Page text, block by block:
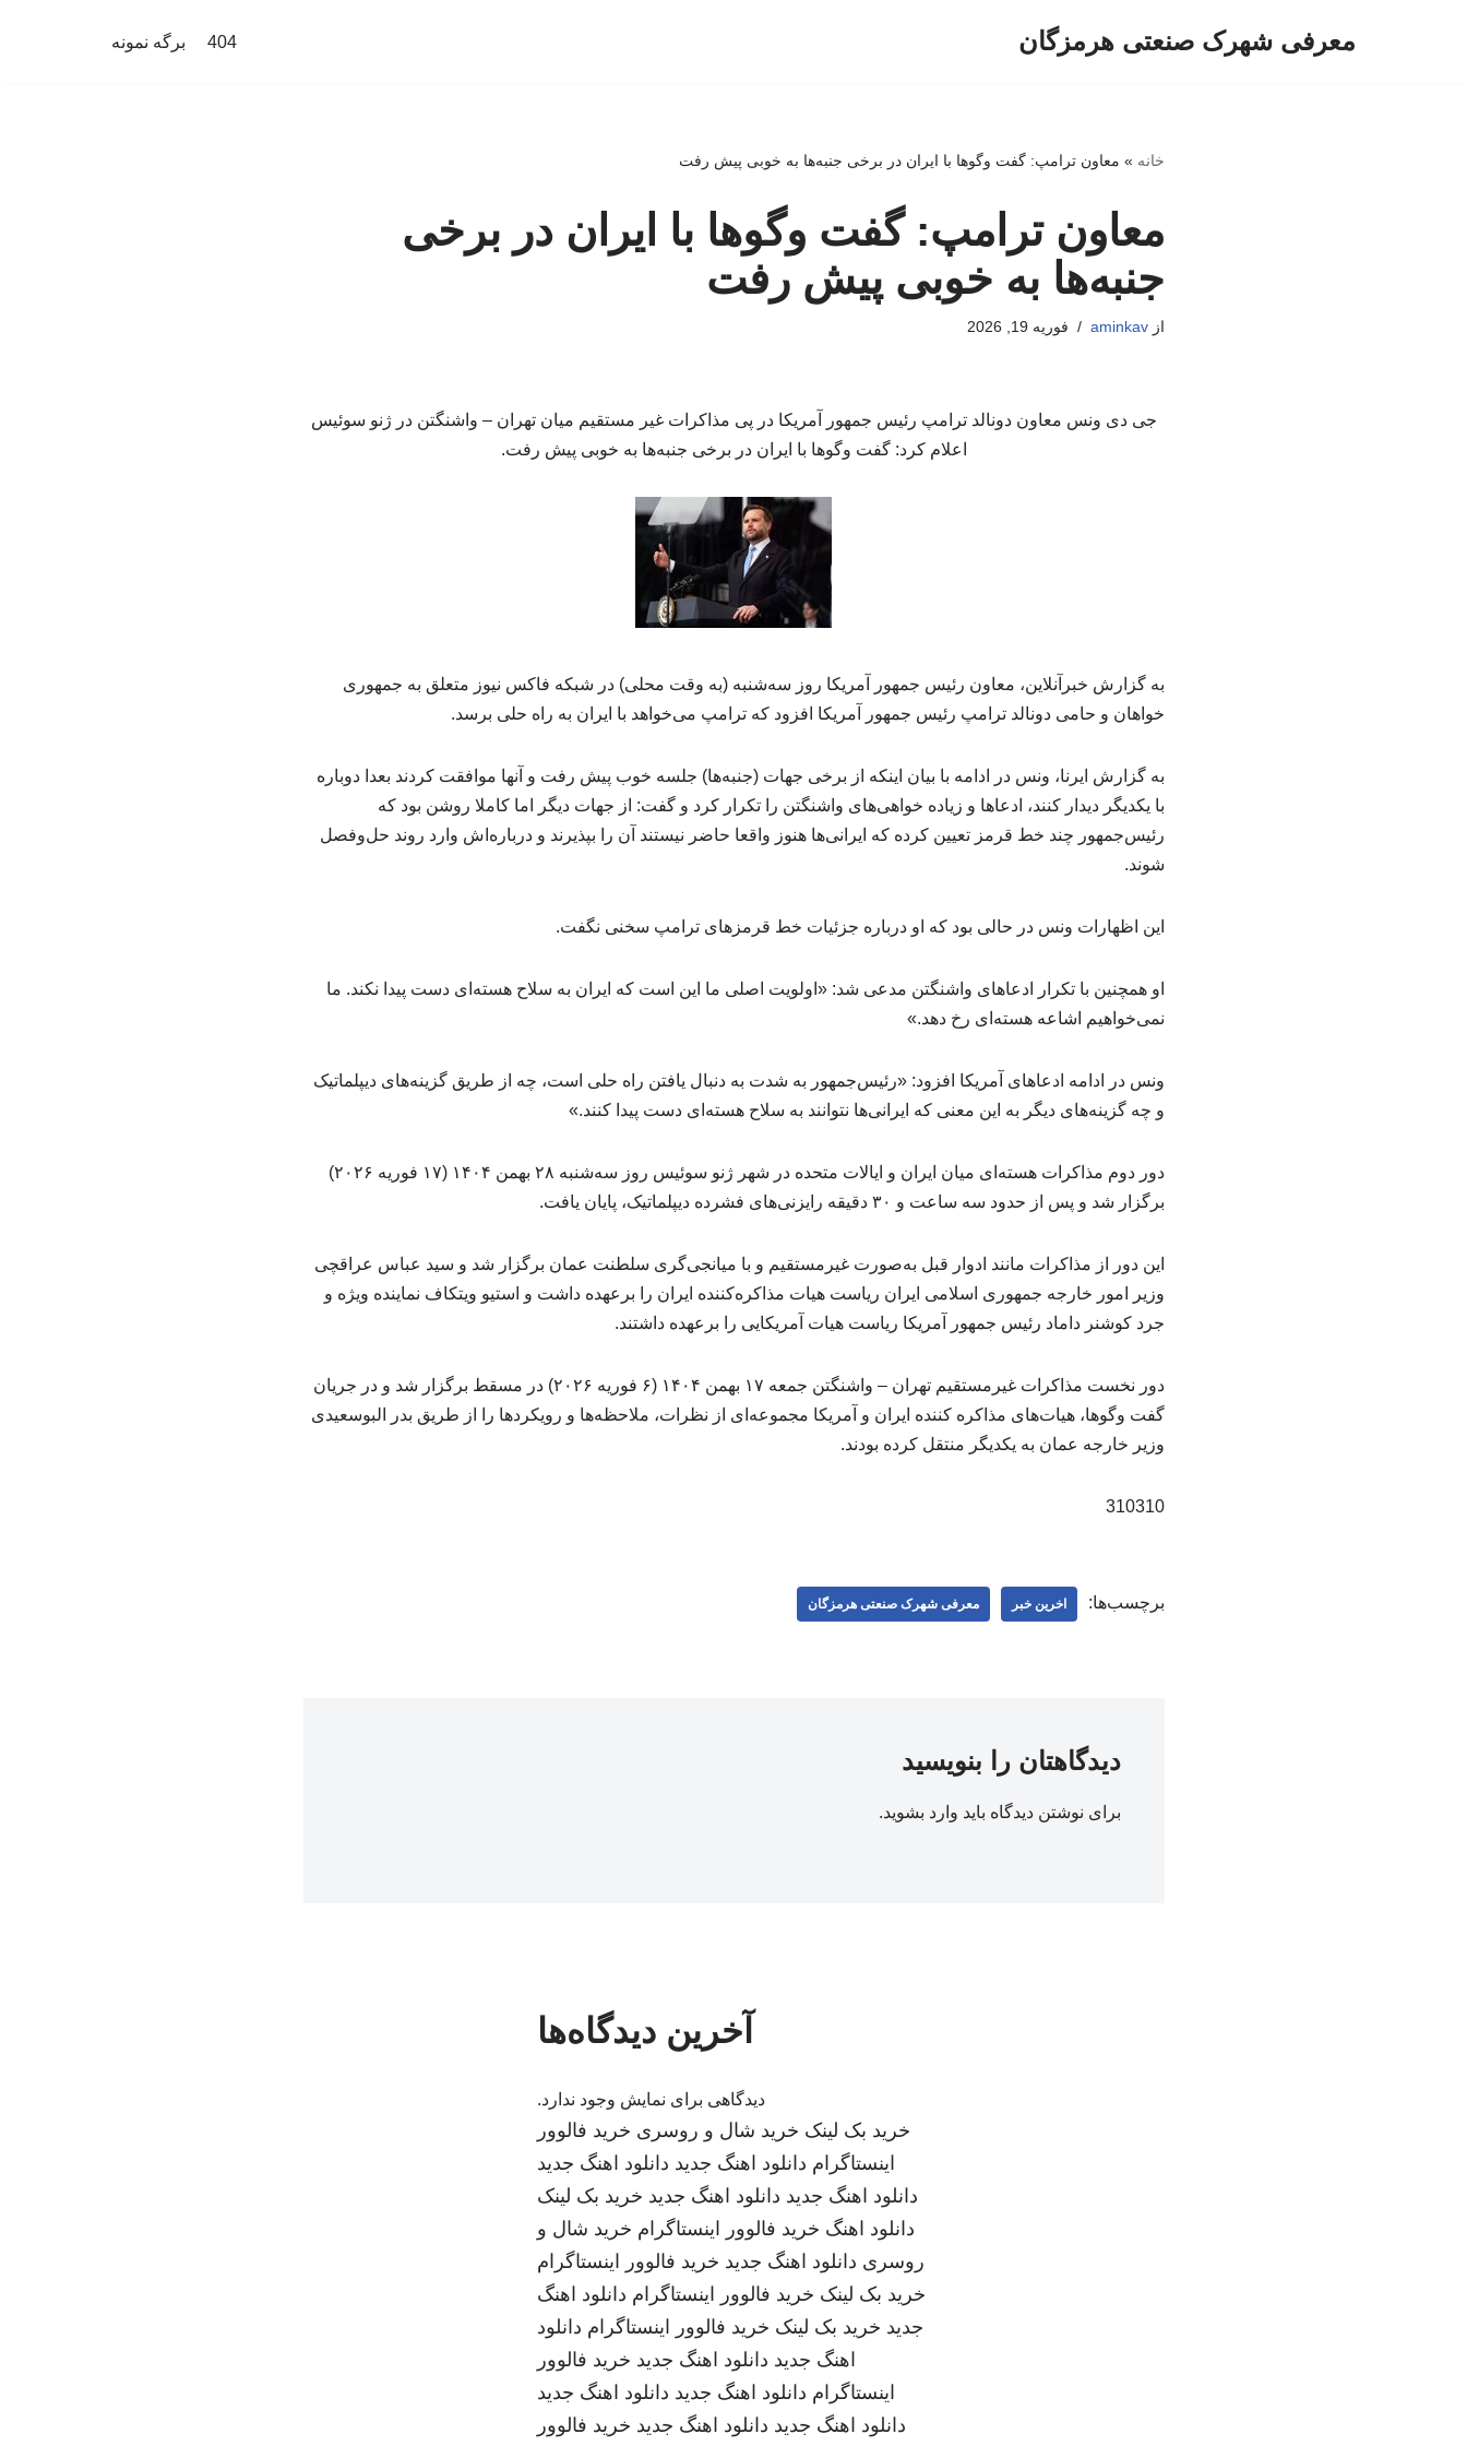
معرفی شهرک صنعتی هرمزگان 404 برگه نمونه
خانه » معاون ترامپ: گفت‌ وگوها با ایران در برخی جنبه‌ها به خوبی پیش رفت
معاون ترامپ: گفت‌ وگوها با ایران در برخی
جنبه‌ها به خوبی پیش رفت
ازaminkav فوریه 19, 2026
جی دی ونس معاون دونالد ترامپ رئیس جمهور آمریکا در پی مذاکرات غیر مستقیم میان تهران – واشنگتن در ژنو سوئیس
اعلام کرد: گفت‌ وگوها با ایران در برخی جنبه‌ها به خوبی پیش رفت.
به گزارش خبرآنلاین، معاون رئیس جمهور آمریکا روز سه‌شنبه (به وقت محلی) در شبکه فاکس نیوز متعلق به جمهوری
خواهان و حامی دونالد ترامپ رئیس جمهور آمریکا افزود که ترامپ می‌خواهد با ایران به راه‌ حلی برسد.
به گزارش ایرنا، ونس در ادامه با بیان اینکه از برخی جهات (جنبه‌ها) جلسه خوب پیش رفت و آنها موافقت کردند بعدا دوباره
با یکدیگر دیدار کنند، ادعاها و زیاده خواهی‌های واشنگتن را تکرار کرد و گفت: از جهات دیگر اما کاملا روشن بود که
رئیس‌جمهور چند خط قرمز تعیین کرده که ایرانی‌ها هنوز واقعا حاضر نیستند آن را بپذیرند و درباره‌اش وارد روند حل‌وفصل
شوند.
این اظهارات ونس در حالی بود که او درباره جزئیات خط قرمزهای ترامپ سخنی نگفت.
او همچنین با تکرار ادعاهای واشنگتن مدعی شد: «اولویت اصلی ما این است که ایران به سلاح هسته‌ای دست پیدا نکند. ما
نمی‌خواهیم اشاعه هسته‌ای رخ دهد.»
ونس در ادامه ادعاهای آمریکا افزود: «رئیس‌جمهور به شدت به‌ دنبال یافتن راه‌ حلی است، چه از طریق گزینه‌های دیپلماتیک
و چه گزینه‌های دیگر به این معنی که ایرانی‌ها نتوانند به سلاح هسته‌ای دست پیدا کنند.»
دور دوم مذاکرات هسته‌ای میان ایران و ایالات متحده در شهر ژنو سوئیس روز سه‌شنبه ۲۸ بهمن ۱۴۰۴ (۱۷ فوریه ۲۰۲۶)
برگزار شد و پس از حدود سه ساعت و ۳۰ دقیقه رایزنی‌های فشرده دیپلماتیک، پایان یافت.
این دور از مذاکرات مانند ادوار قبل به‌صورت غیرمستقیم و با میانجی‌گری سلطنت عمان برگزار شد و سید عباس عراقچی
وزیر امور خارجه جمهوری اسلامی ایران ریاست هیات مذاکره‌کننده ایران را برعهده داشت و استیو ویتکاف نماینده ویژه و
جرد کوشنر داماد رئیس جمهور آمریکا ریاست هیات آمریکایی را برعهده داشتند.
دور نخست مذاکرات غیرمستقیم تهران – واشنگتن جمعه ۱۷ بهمن ۱۴۰۴ (۶ فوریه ۲۰۲۶) در مسقط برگزار شد و در جریان
گفت‌ وگوها، هیات‌های مذاکره کننده ایران و آمریکا مجموعه‌ای از نظرات، ملاحظه‌ها و رویکردها را از طریق بدر البوسعیدی
وزیر خارجه عمان به یکدیگر منتقل کرده بودند.
310310
برچسب‌ها: اخرین خبر معرفی شهرک صنعتی هرمزگان
دیدگاهتان را بنویسید
برای نوشتن دیدگاه باید وارد بشوید.
آخرین دیدگاه‌ها
دیدگاهی برای نمایش وجود ندارد.
خرید بک لینک خرید شال و روسری خرید فالوور
اینستاگرام دانلود اهنگ جدید دانلود اهنگ جدید
دانلود اهنگ جدید دانلود اهنگ جدید خرید بک لینک
دانلود اهنگ خرید فالوور اینستاگرام خرید شال و
روسری دانلود اهنگ جدید خرید فالوور اینستاگرام
خرید بک لینک خرید فالوور اینستاگرام دانلود اهنگ
جدید خرید بک لینک خرید فالوور اینستاگرام دانلود
اهنگ جدید دانلود اهنگ جدید خرید فالوور
اینستاگرام دانلود اهنگ جدید دانلود اهنگ جدید
دانلود اهنگ جدید دانلود اهنگ جدید خرید فالوور